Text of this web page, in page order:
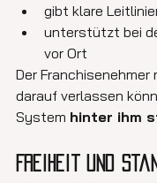
gibt klare
unterstützt bei
vor Ort
Der Franchisenehmer
darauf verlassen
System hinter ihm
Freiheit und